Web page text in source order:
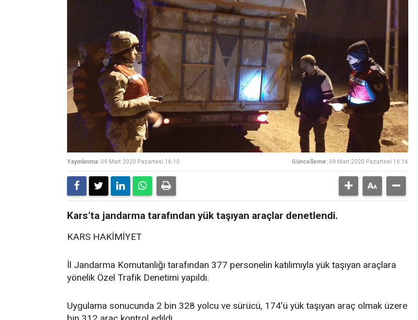
Yayınlanma: 09 Mart 2020 Pazartesi 16:10 Güncelleme: 09 Mart 2020 Pazartesi 16:16
Kars’ta jandarma tarafından yük taşıyan araçlar denetlendi.
KARS HAKİMİYET
İl Jandarma Komutanlığı tarafından 377 personelin katılımıyla yük taşıyan araçlara
yönelik Özel Trafik Denetimi yapıldı.
Uygulama sonucunda 2 bin 328 yolcu ve sürücü, 174’ü yük taşıyan araç olmak üzere